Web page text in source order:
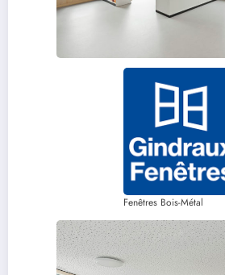
Fenêtres Bois-Métal